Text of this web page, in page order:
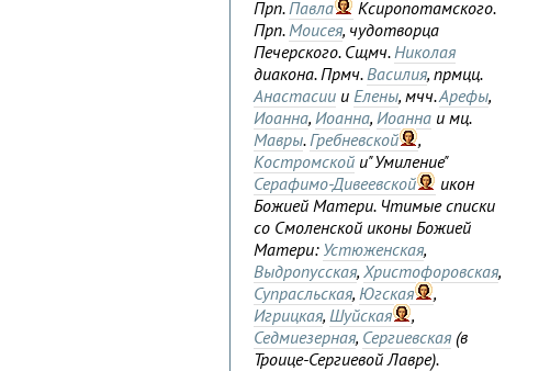
Прп.Павла
Ксиропотамского.
Прп.Моисея, чудотворца
Печерского. Сщмч.Николая
диакона. Прмч.Василия, прмцц.
Анастасии и Елены, мчч.Арефы,
Иоанна, Иоанна, Иоанна и мц.
Мавры.Гребневской
,
Костромской и"Умиление"
Серафимо-Дивеевской
икон
Божией Матери. Чтимые списки
со Смоленской иконы Божией
Матери: Устюженская,
Выдропусская, Христофоровская,
Супрасльская, Югская
,
Игрицкая, Шуйская
,
Седмиезерная, Сергиевская (в
Троице-Сергиевой Лавре).